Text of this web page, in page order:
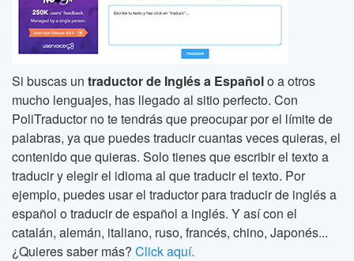
Si buscas un traductor de Inglés a Españolo a otros
mucho lenguajes, has llegado al sitio perfecto. Con
PoliTraductor no te tendrás que preocupar por el límite de
palabras, ya que puedes traducir cuantas veces quieras, el
contenido que quieras. Solo tienes que escribir el texto a
traducir y elegir el idioma al que traducir el texto. Por
ejemplo, puedes usar el traductor para traducir de inglés a
español o traducir de español a inglés. Y así con el
catalán, alemán, italiano, ruso, francés, chino, Japonés...
¿Quieres saber más? Click aquí.